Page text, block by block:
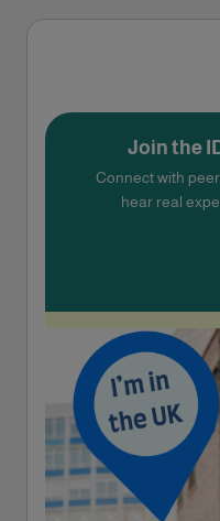
Join the
Connect with
hear real